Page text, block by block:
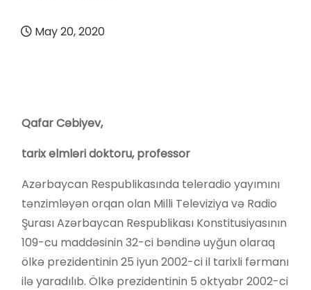
May 20, 2020
Qafar Cəbiyev,
tarix elmləri doktoru, professor
Azərbaycan Respublikasında teleradio yayımını
tənzimləyən orqan olan Milli Televiziya və Radio
Şurası Azərbaycan Respublikası Konstitusiyasının
109-cu maddəsinin 32-ci bəndinə uyğun olaraq
ölkə prezidentinin 25 iyun 2002-ci il tarixli fərmanı
ilə yaradılıb. Ölkə prezidentinin 5 oktyabr 2002-ci